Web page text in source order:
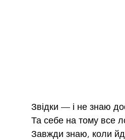
Звідки — і не знаю
Та себе на тому все
Завжди знаю, коли